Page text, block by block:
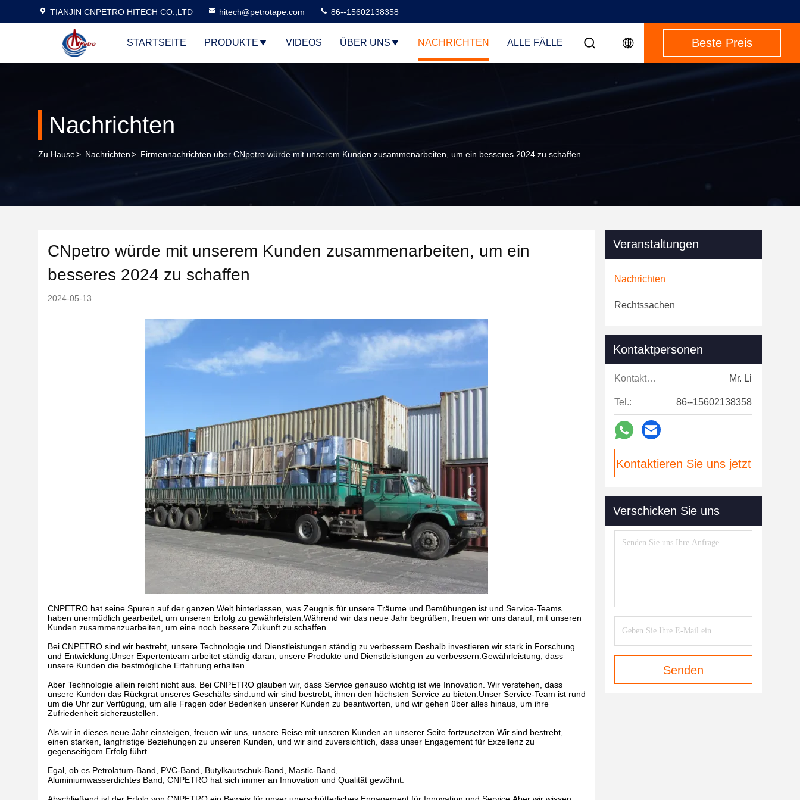
TIANJIN CNPETRO HITECH CO.,LTD hitech@petrotape.com 86--15602138358
STARTSEITE PRODUKTE VIDEOS ÜBER UNS NACHRICHTEN ALLE FÄLLE Beste Preis
Nachrichten
Zu Hause> Nachrichten> Firmennachrichten über CNpetro würde mit unserem Kunden zusammenarbeiten, um ein besseres 2024 zu schaffen
CNpetro würde mit unserem Kunden zusammenarbeiten, um ein
besseres 2024 zu schaffen
2024-05-13
CNPETRO hat seine Spuren auf der ganzen Welt hinterlassen, was Zeugnis für unsere Träume und Bemühungen ist.und Service-Teams
haben unermüdlich gearbeitet, um unseren Erfolg zu gewährleisten.Während wir das neue Jahr begrüßen, freuen wir uns darauf, mit unseren
Kunden zusammenzuarbeiten, um eine noch bessere Zukunft zu schaffen.
Bei CNPETRO sind wir bestrebt, unsere Technologie und Dienstleistungen ständig zu verbessern.Deshalb investieren wir stark in Forschung
und Entwicklung.Unser Expertenteam arbeitet ständig daran, unsere Produkte und Dienstleistungen zu verbessern.Gewährleistung, dass
unsere Kunden die bestmögliche Erfahrung erhalten.
Aber Technologie allein reicht nicht aus. Bei CNPETRO glauben wir, dass Service genauso wichtig ist wie Innovation. Wir verstehen, dass
unsere Kunden das Rückgrat unseres Geschäfts sind.und wir sind bestrebt, ihnen den höchsten Service zu bieten.Unser Service-Team ist rund
um die Uhr zur Verfügung, um alle Fragen oder Bedenken unserer Kunden zu beantworten, und wir gehen über alles hinaus, um ihre
Zufriedenheit sicherzustellen.
Als wir in dieses neue Jahr einsteigen, freuen wir uns, unsere Reise mit unseren Kunden an unserer Seite fortzusetzen.Wir sind bestrebt,
einen starken, langfristige Beziehungen zu unseren Kunden, und wir sind zuversichtlich, dass unser Engagement für Exzellenz zu
gegenseitigem Erfolg führt.
Egal, ob es Petrolatum-Band, PVC-Band, Butylkautschuk-Band, Mastic-Band,
Aluminiumwasserdichtes Band, CNPETRO hat sich immer an Innovation und Qualität gewöhnt.
Veranstaltungen
Nachrichten
Rechtssachen
Kontaktpersonen
Kontaktpersonen: Mr. Li
Tel.: 86--15602138358
Kontaktieren Sie uns jetzt
Verschicken Sie uns
Senden